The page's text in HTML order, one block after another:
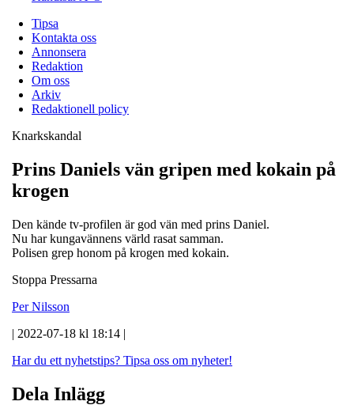
Tipsa
Kontakta oss
Annonsera
Redaktion
Om oss
Arkiv
Redaktionell policy
Knarkskandal
Prins Daniels vän gripen med kokain på
krogen
Den kände tv-profilen är god vän med prins Daniel.
Nu har kungavännens värld rasat samman.
Polisen grep honom på krogen med kokain.
Stoppa Pressarna
Per Nilsson
| 2022-07-18 kl 18:14 |
Har du ett nyhetstips? Tipsa oss om nyheter!
Dela Inlägg